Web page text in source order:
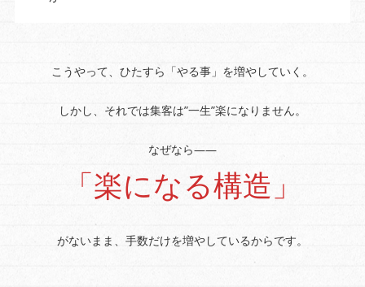
こうやって、ひたすら「やる事」を増やしていく。
しかし、それでは集客は”一生”楽になりません。
なぜなら――
「楽になる構造」
がないまま、手数だけを増やしているからです。